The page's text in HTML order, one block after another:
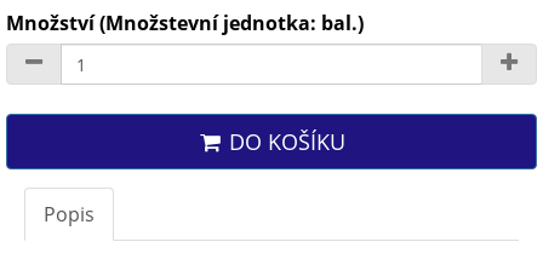
Množství (Množstevní jednotka: bal.)
DO KOŠÍKU
Popis